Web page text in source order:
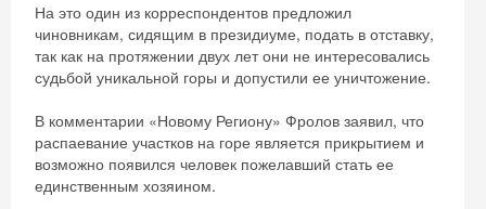
На это один из корреспондентов предложил
чиновникам, сидящим в президиуме, подать в отставку,
так как на протяжении двух лет они не интересовались
судьбой уникальной горы и допустили ее уничтожение.
В комментарии «Новому Региону» Фролов заявил, что
распаевание участков на горе является прикрытием и
возможно появился человек пожелавший стать ее
единственным хозяином.